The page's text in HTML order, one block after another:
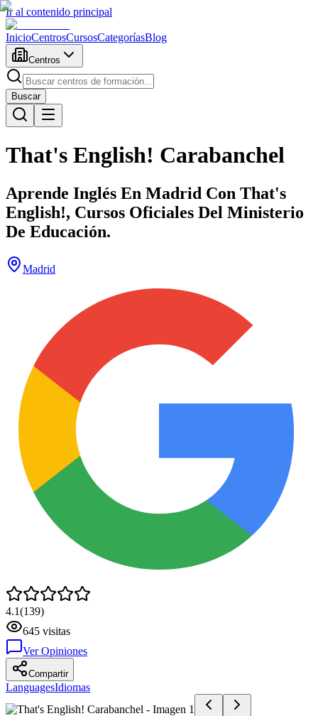
Ir al contenido principal
InicioCentrosCursosCategoríasBlog
Centros
Buscar
That's English! Carabanchel
Aprende Inglés En Madrid Con That's
English!, Cursos Oficiales Del Ministerio
De Educación.
Madrid
4.1(139)
645 visitas
Ver Opiniones
Compartir
LanguagesIdiomas